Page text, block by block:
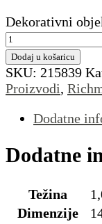
Dekorativni
Dodaj u košaricu
SKU: 215839
Proizvodi,
Dodatne
Dodatne
Težina
Dimenzije